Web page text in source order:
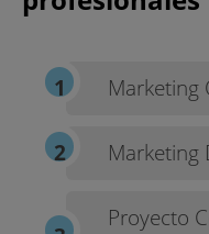
Marketing
Marketing
Proyecto